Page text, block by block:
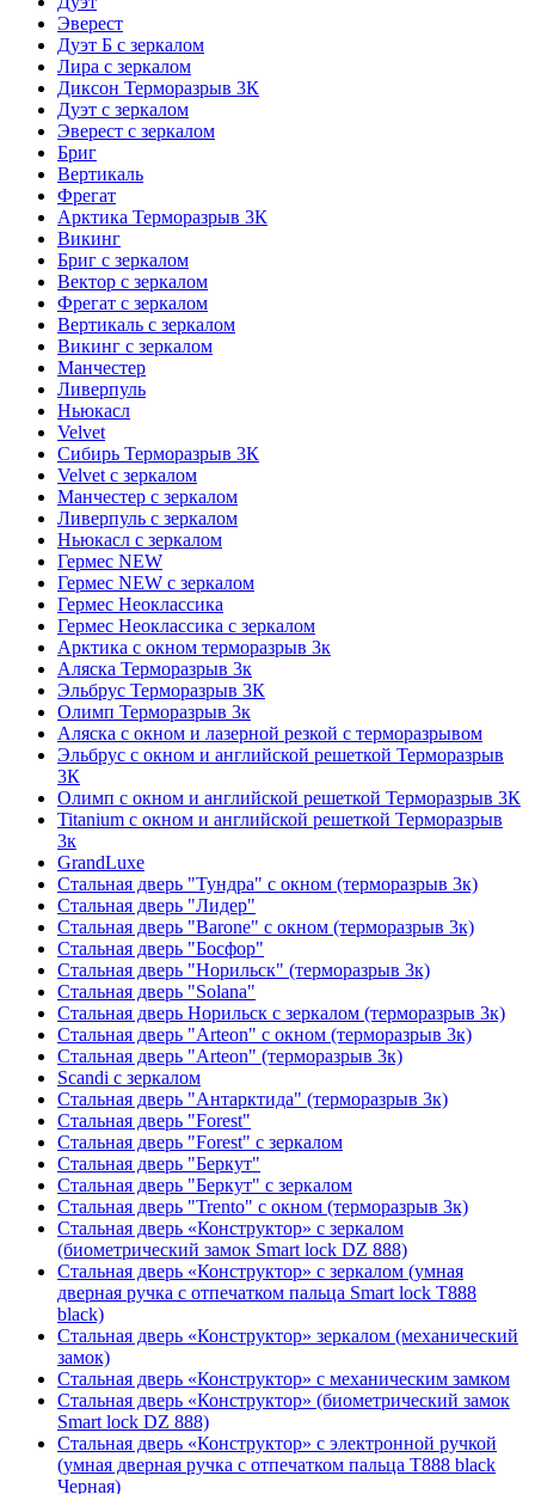
Эверест
Дуэт Б с зеркалом
Лира с зеркалом
Диксон Терморазрыв 3К
Дуэт с зеркалом
Эверест с зеркалом
Бриг
Вертикаль
Фрегат
Арктика Терморазрыв 3К
Викинг
Бриг с зеркалом
Вектор с зеркалом
Фрегат с зеркалом
Вертикаль с зеркалом
Викинг с зеркалом
Манчестер
Ливерпуль
Ньюкасл
Velvet
Сибирь Терморазрыв 3К
Velvet с зеркалом
Манчестер с зеркалом
Ливерпуль с зеркалом
Ньюкасл с зеркалом
Гермес NEW
Гермес NEW с зеркалом
Гермес Неоклассика
Гермес Неоклассика с зеркалом
Арктика с окном терморазрыв 3к
Аляска Терморазрыв 3к
Эльбрус Терморазрыв 3К
Олимп Терморазрыв 3к
Аляска с окном и лазерной резкой с терморазрывом
Эльбрус с окном и английской решеткой Терморазрыв
3К
Олимп с окном и английской решеткой Терморазрыв 3К
Titanium с окном и английской решеткой Терморазрыв
3к
GrandLuxe
Стальная дверь "Тундра" с окном (терморазрыв 3к)
Стальная дверь "Лидер"
Стальная дверь "Barone" с окном (терморазрыв 3к)
Стальная дверь "Босфор"
Стальная дверь "Норильск" (терморазрыв 3к)
Стальная дверь "Solana"
Стальная дверь Норильск с зеркалом (терморазрыв 3к)
Стальная дверь "Arteon" с окном (терморазрыв 3к)
Стальная дверь "Arteon" (терморазрыв 3к)
Scandi с зеркалом
Стальная дверь "Антарктида" (терморазрыв 3к)
Стальная дверь "Forest"
Стальная дверь "Forest" с зеркалом
Стальная дверь "Беркут"
Стальная дверь "Беркут" с зеркалом
Стальная дверь "Trento" с окном (терморазрыв 3к)
Стальная дверь «Конструктор» с зеркалом
(биометрический замок Smart lock DZ 888)
Стальная дверь «Конструктор» с зеркалом (умная
дверная ручка с отпечатком пальца Smart lock T888
black)
Стальная дверь «Конструктор» зеркалом (механический
замок)
Стальная дверь «Конструктор» с механическим замком
Стальная дверь «Конструктор» (биометрический замок
Smart lock DZ 888)
Стальная дверь «Конструктор» с электронной ручкой
(умная дверная ручка с отпечатком пальца T888 black
Черная)